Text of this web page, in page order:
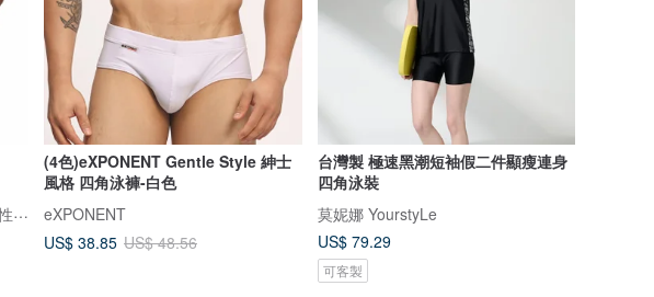
DARE 大膽生活 / 來自台灣優質男性內著
(4色)eXPONENT Gentle Style 紳士
風格 四角泳褲-白色
eXPONENT
US$ 38.85 US$ 48.56
台灣製 極速黑潮短袖假二件顯瘦連身
四角泳裝
莫妮娜 YourstyLe
US$ 79.29
可客製